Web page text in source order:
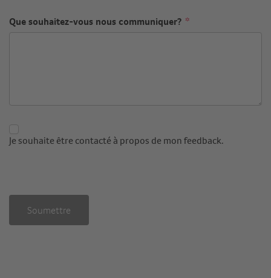
Que souhaitez-vous nous communiquer?
Je souhaite être contacté à propos de mon feedback.